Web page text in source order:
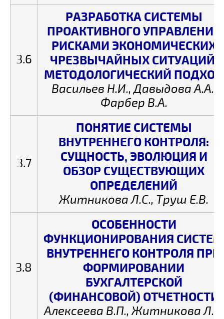
3.6
РАЗРАБОТКА СИСТЕМЫ
ПРОАКТИВНОГО УПРАВЛЕНИЯ
РИСКАМИ ЭКОНОМИЧЕСКИХ
ЧРЕЗВЫЧАЙНЫХ СИТУАЦИЙ:
МЕТОДОЛОГИЧЕСКИЙ ПОДХОД
Васильев Н.И., Давыдова А.А.,
Фарбер В.А.
3.7
ПОНЯТИЕ СИСТЕМЫ
ВНУТРЕННЕГО КОНТРОЛЯ:
СУЩНОСТЬ, ЭВОЛЮЦИЯ И
ОБЗОР СУЩЕСТВУЮЩИХ
ОПРЕДЕЛЕНИЙ
Житникова Л.С., Труш Е.В.
3.8
ОСОБЕННОСТИ
ФУНКЦИОНИРОВАНИЯ СИСТЕМ
ВНУТРЕННЕГО КОНТРОЛЯ ПРИ
ФОРМИРОВАНИИ
БУХГАЛТЕРСКОЙ
(ФИНАНСОВОЙ) ОТЧЕТНОСТИ
Алексеева В.П., Житникова Л.С.